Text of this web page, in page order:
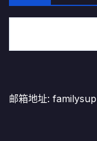
邮箱地址: